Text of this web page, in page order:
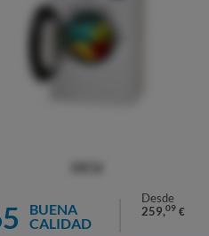
BUENA
CALIDAD
Desde
259,09 €